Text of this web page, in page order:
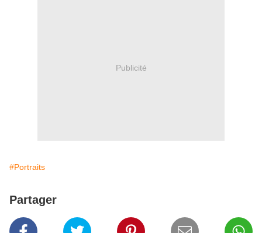
Publicité
#Portraits
Partager